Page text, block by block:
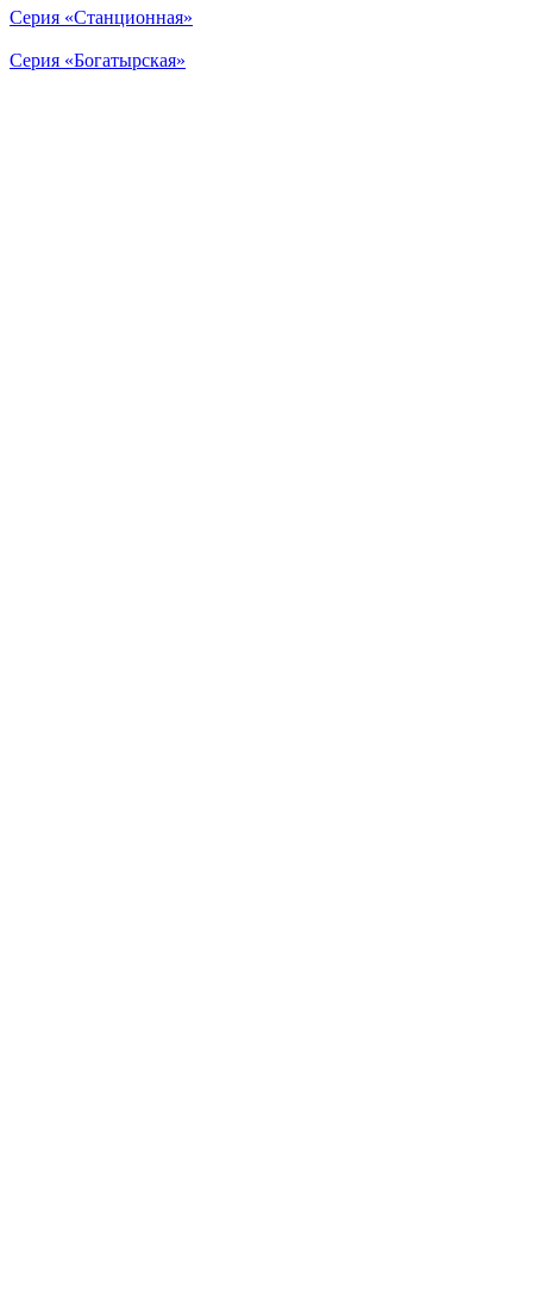
Серия «Станционная»
Серия «Богатырская»